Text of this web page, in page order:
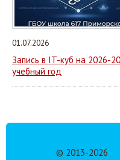
01.07.2026
Запись в IT-куб на 2026-
учебный год
© 2013-2026